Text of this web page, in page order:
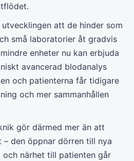
att de hinder som
små laboratorier åt gradvis
enheter nu kan erbjuda
avancerad blodanalys
och patienterna får tidigare
och mer sammanhållen
gör därmed mer än att
den öppnar dörren till nya
närhet till patienten går